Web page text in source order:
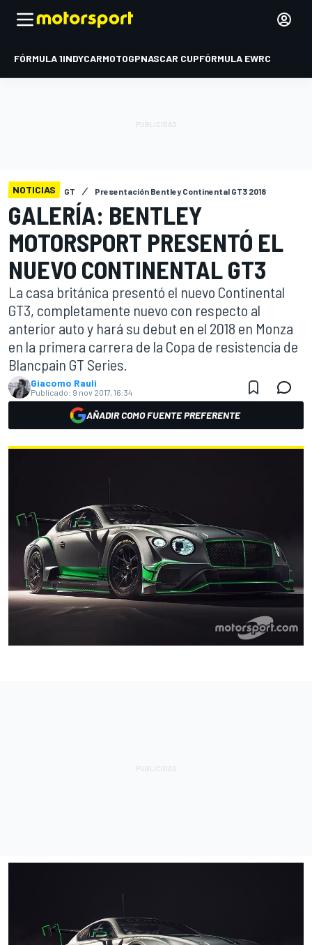
FÓRMULA 1INDYCARMOTOGPNASCAR CUPFÓRMULA EWRC
NOTICIAS GT Presentación Bentley Continental GT3 2018
GALERÍA: BENTLEY
MOTORSPORT PRESENTÓ EL
NUEVO CONTINENTAL GT3
La casa británica presentó el nuevo Continental
GT3, completamente nuevo con respecto al
anterior auto y hará su debut en el 2018 en Monza
en la primera carrera de la Copa de resistencia de
Blancpain GT Series.
Giacomo Rauli
Publicado: 9 nov 2017, 16:34
AÑADIR COMO FUENTE PREFERENTE